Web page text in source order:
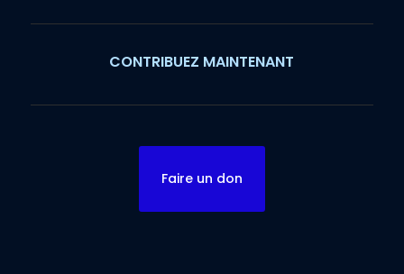
CONTRIBUEZ MAINTENANT
Faire un don